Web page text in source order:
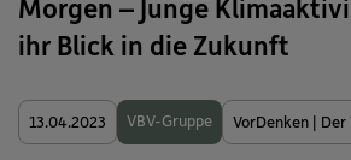
Morgen – Junge
ihr Blick in die Zukunft
13.04.2023 VBV-Gruppe VorDenken |